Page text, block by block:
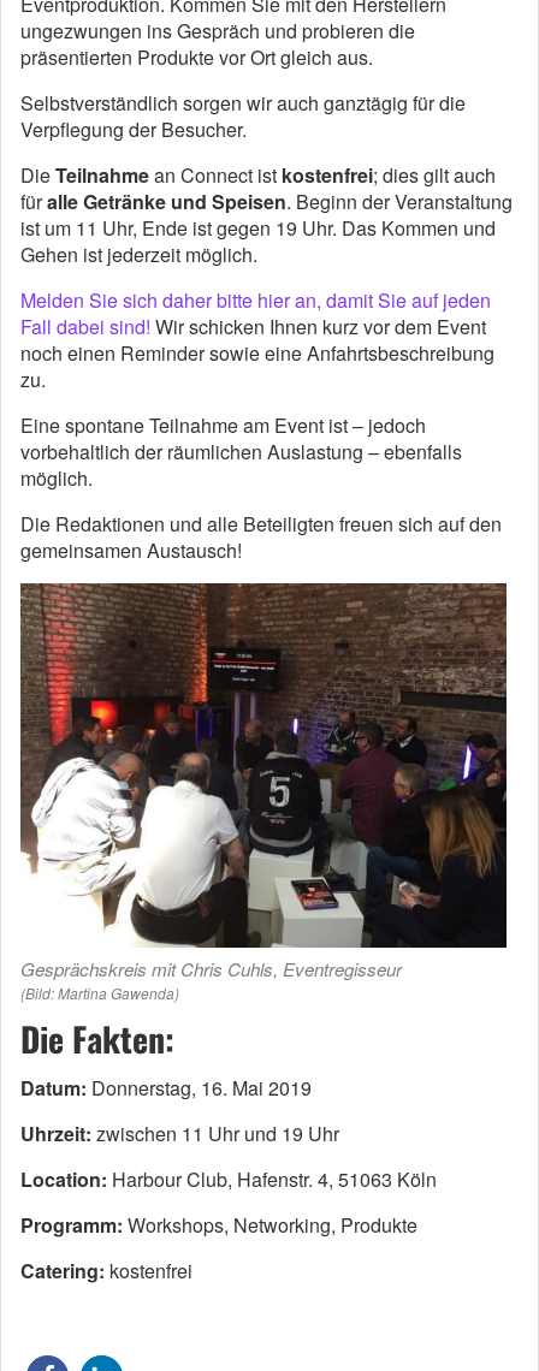
ungezwungen ins Gespräch und probieren die
präsentierten Produkte vor Ort gleich aus.
Selbstverständlich sorgen wir auch ganztägig für die
Verpflegung der Besucher.
DieTeilnahmean Connect ist kostenfrei; dies gilt auch
füralle Getränke und Speisen. Beginn der Veranstaltung
ist um 11 Uhr, Ende ist gegen 19 Uhr. Das Kommen und
Gehen ist jederzeit möglich.
Melden Sie sich daher bitte hier an, damit Sie auf jeden
Fall dabei sind! Wir schicken Ihnen kurz vor dem Event
noch einen Reminder sowie eine Anfahrtsbeschreibung
zu.
Eine spontane Teilnahme am Event ist – jedoch
vorbehaltlich der räumlichen Auslastung – ebenfalls
möglich.
Die Redaktionen und alle Beteiligten freuen sich auf den
gemeinsamen Austausch!
Gesprächskreis mit Chris Cuhls, Eventregisseur
(Bild: Martina Gawenda)
Die Fakten:
Datum: Donnerstag, 16. Mai 2019
Uhrzeit: zwischen 11 Uhr und 19 Uhr
Location: Harbour Club, Hafenstr. 4, 51063 Köln
Programm: Workshops, Networking, Produkte
Catering: kostenfrei